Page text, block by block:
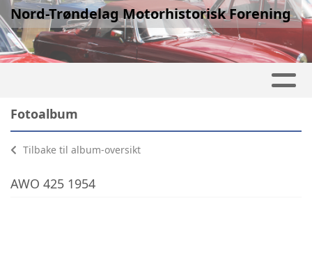
Nord-Trøndelag Motorhistorisk Forening
Fotoalbum
Tilbake til album-oversikt
AWO 425 1954